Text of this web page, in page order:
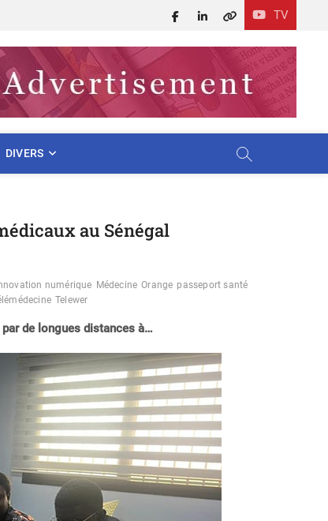
TV
Facebook
LinkedIn
X
DIVERS
au Sénégal
numérique Médecine Orange passeport santé
Telewer
par de longues distances à…